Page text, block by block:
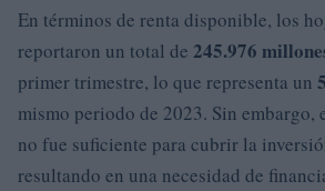
En términos de renta disponible, los
reportaron un total de 245.976
primer trimestre, lo que representa un
mismo periodo de 2023. Sin embargo,
no fue suficiente para cubrir la
resultando en una necesidad de